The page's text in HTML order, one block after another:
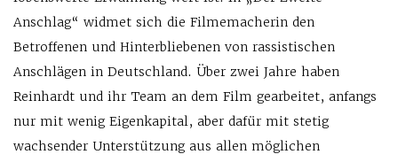
Anschlag“ widmet sich die Filmemacherin den
Betroffenen und Hinterbliebenen von rassistischen
Anschlägen in Deutschland. Über zwei Jahre haben
Reinhardt und ihr Team an dem Film gearbeitet, anfangs
nur mit wenig Eigenkapital, aber dafür mit stetig
wachsender Unterstützung aus allen möglichen